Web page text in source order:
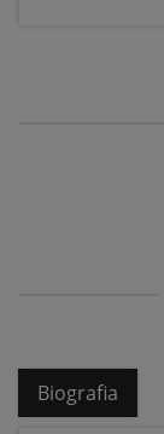
Biografia